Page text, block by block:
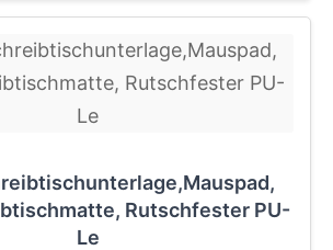
Rutschfester PU-
Le